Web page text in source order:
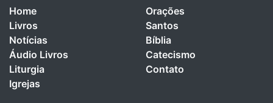
Home
Livros
Notícias
Áudio Livros
Liturgia
Igrejas
Orações
Santos
Bíblia
Catecismo
Contato